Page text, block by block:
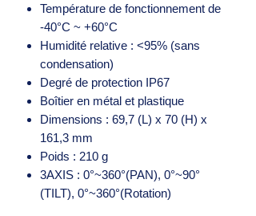
Température de fonctionnement de
-40°C ~ +60°C
Humidité relative : <95% (sans
condensation)
Degré de protection IP67
Boîtier en métal et plastique
Dimensions : 69,7 (L) x 70 (H) x
161,3 mm
Poids : 210 g
3AXIS : 0°~360°(PAN), 0°~90°
(TILT), 0°~360°(Rotation)